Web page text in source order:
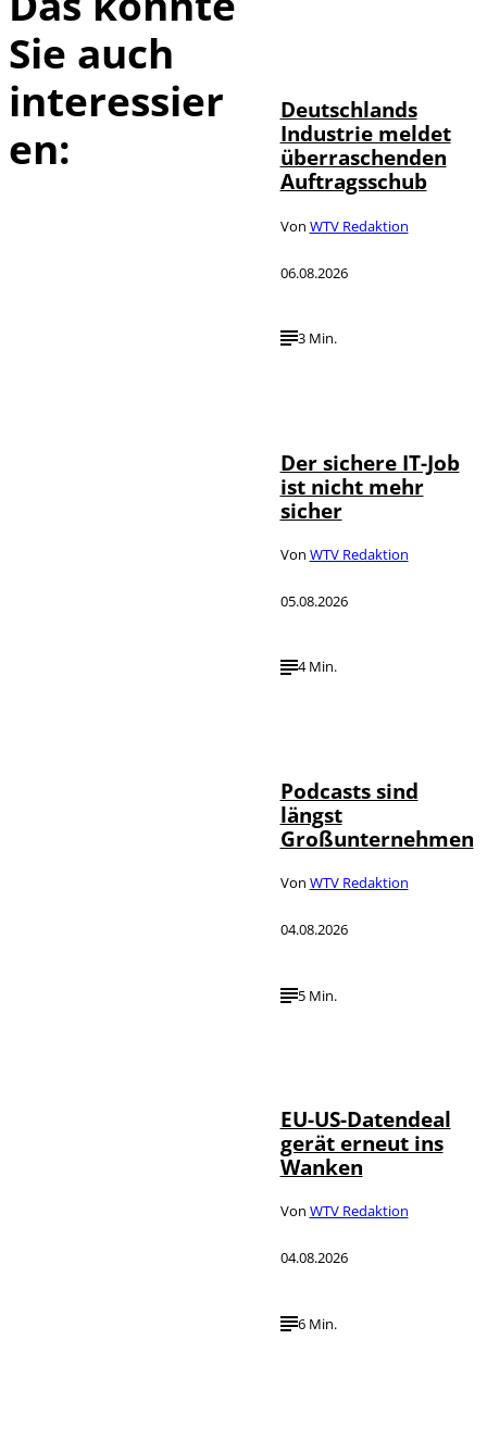
Sie auch
interessier
en:
Deutschlands
Industrie meldet
überraschenden
Auftragsschub
Von WTV Redaktion
06.08.2026
3 Min.
Der sichere IT-Job
ist nicht mehr
sicher
Von WTV Redaktion
05.08.2026
4 Min.
Podcasts sind
längst
Großunternehmen
Von WTV Redaktion
04.08.2026
5 Min.
EU-US-Datendeal
gerät erneut ins
Wanken
Von WTV Redaktion
04.08.2026
6 Min.